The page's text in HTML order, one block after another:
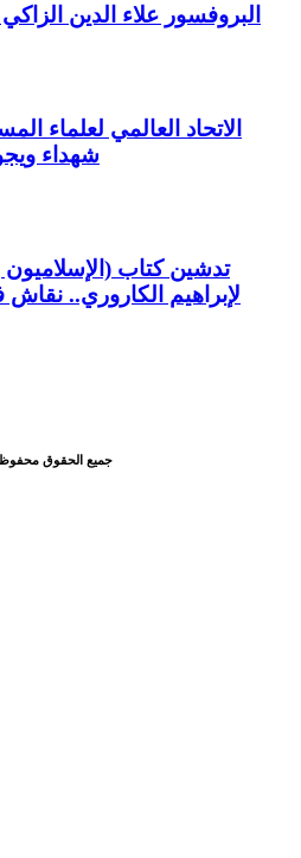
البروفسور علاء الدين
الاتحاد العالمي لعلماء
شهداء
تدشين كتاب (الإسلاميون
لإبراهيم الكاروري.. نقاش
جميع الحقوق محفوظة لشبكة